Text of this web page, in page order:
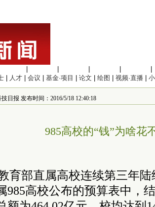
人才 会议 基金·项目 论文 绘图 视频·直播
日报 发布时间：2016/5/18 12:40:18
985高校的“钱”为啥花
育部直属高校连续第三年
985高校公布的预算表中，